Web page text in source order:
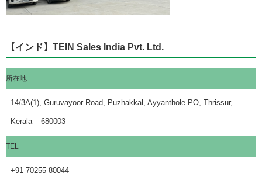
【インド】TEIN Sales India Pvt. Ltd.
所在地
14/3A(1), Guruvayoor Road, Puzhakkal, Ayyanthole PO, Thrissur,
Kerala – 680003
TEL
+91 70255 80044